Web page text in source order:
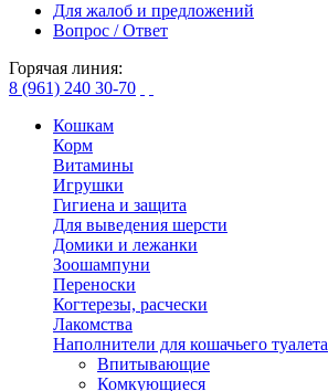
Для жалоб и предложений
Вопрос / Ответ
Горячая линия:
8 (961) 240 30-70
Кошкам
Корм
Витамины
Игрушки
Гигиена и защита
Для выведения шерсти
Домики и лежанки
Зоошампуни
Переноски
Когтерезы, расчески
Лакомства
Наполнители для кошачьего туалета
Впитывающие
Комкующиеся